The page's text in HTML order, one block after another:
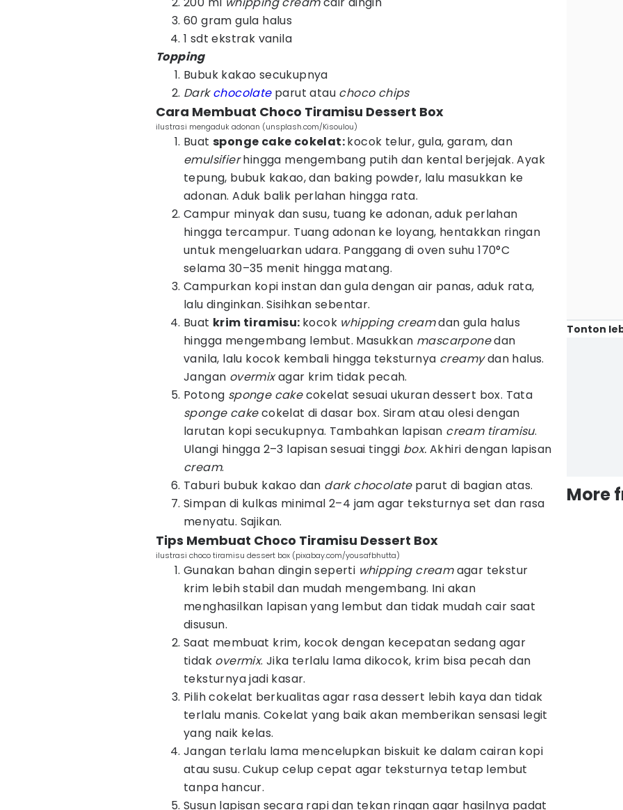
60 gram gula halus
1 sdt ekstrak vanila
Topping
Bubuk kakao secukupnya
Darkchocolate parut atau choco chips
Cara Membuat Choco Tiramisu Dessert Box
ilustrasi mengaduk adonan (unsplash.com/Kisoulou)
Buat sponge cake cokelat:kocok telur, gula, garam, dan
emulsifierhingga mengembang putih dan kental berjejak. Ayak
tepung, bubuk kakao, dan baking powder, lalu masukkan ke
adonan. Aduk balik perlahan hingga rata.
Campur minyak dan susu, tuang ke adonan, aduk perlahan
hingga tercampur. Tuang adonan ke loyang, hentakkan ringan
untuk mengeluarkan udara. Panggang di oven suhu 170°C
selama 30–35 menit hingga matang.
Campurkan kopi instan dan gula dengan air panas, aduk rata,
lalu dinginkan. Sisihkan sebentar.
Buat krim tiramisu: kocok whipping creamdan gula halus
hingga mengembang lembut. Masukkan mascarponedan
vanila, lalu kocok kembali hingga teksturnya creamydan halus.
Jangan overmixagar krim tidak pecah.
Potong sponge cakecokelat sesuai ukuran dessert box. Tata
sponge cakecokelat di dasar box. Siram atau olesi dengan
larutan kopi secukupnya. Tambahkan lapisan cream tiramisu.
Ulangi hingga 2–3 lapisan sesuai tinggi box. Akhiri dengan lapisan
cream.
Taburi bubuk kakao dan dark chocolateparut di bagian atas.
Simpan di kulkas minimal 2–4 jam agar teksturnya set dan rasa
menyatu. Sajikan.
Tips Membuat Choco Tiramisu Dessert Box
ilustrasi choco tiramisu dessert box (pixabay.com/yousafbhutta)
Gunakan bahan dingin seperti whipping creamagar tekstur
krim lebih stabil dan mudah mengembang. Ini akan
menghasilkan lapisan yang lembut dan tidak mudah cair saat
disusun.
Saat membuat krim, kocok dengan kecepatan sedang agar
tidak overmix. Jika terlalu lama dikocok, krim bisa pecah dan
teksturnya jadi kasar.
Pilih cokelat berkualitas agar rasa dessert lebih kaya dan tidak
terlalu manis. Cokelat yang baik akan memberikan sensasi legit
yang naik kelas.
Jangan terlalu lama mencelupkan biskuit ke dalam cairan kopi
atau susu. Cukup celup cepat agar teksturnya tetap lembut
tanpa hancur.
Susun lapisan secara rapi dan tekan ringan agar hasilnya padat
Tonton
More